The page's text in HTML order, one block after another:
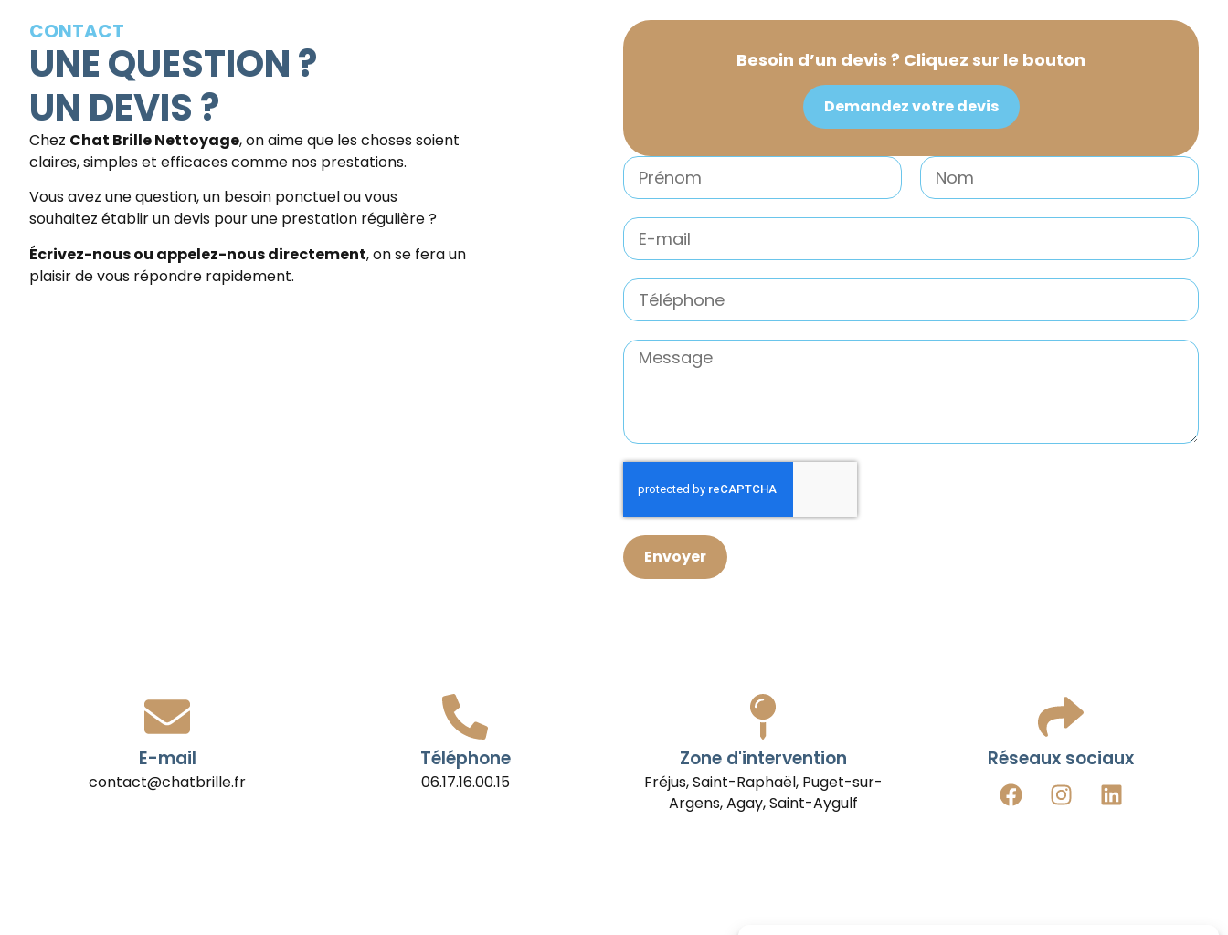
CONTACT
UNE QUESTION ?
UN DEVIS ?
Chez Chat Brille Nettoyage, on aime que les choses soient
claires, simples et efficaces comme nos prestations.
Vous avez une question, un besoin ponctuel ou vous
souhaitez établir un devis pour une prestation régulière ?
Écrivez-nous ou appelez-nous directement, on se fera un
plaisir de vous répondre rapidement.
Besoin d’un devis ? Cliquez sur le bouton
Demandez votre devis
Envoyer
E-mail
contact@chatbrille.fr
Téléphone
06.17.16.00.15
Zone d'intervention
Fréjus, Saint-Raphaël, Puget-sur-
Argens, Agay, Saint-Aygulf
Réseaux sociaux